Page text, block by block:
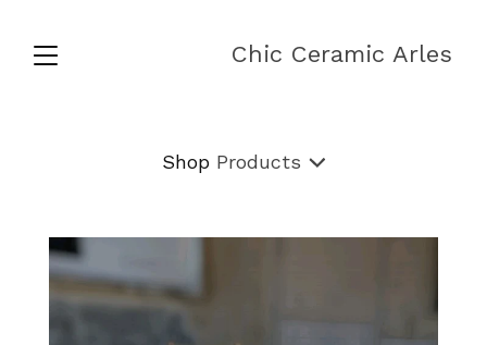
Chic Ceramic Arles
Shop Products